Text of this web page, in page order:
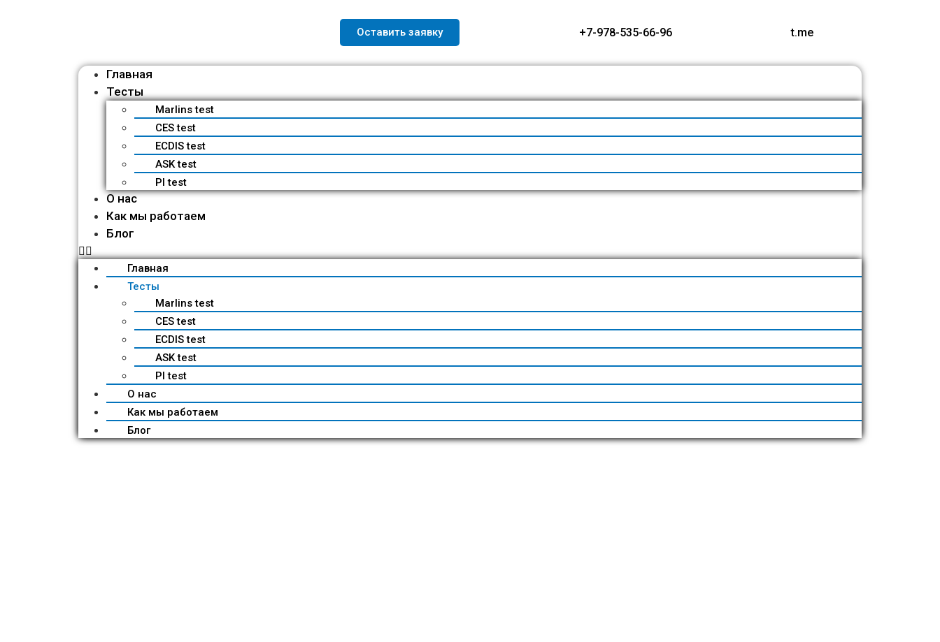
Главная
Тесты
Marlins test
CES test
ECDIS test
ASK test
PI test
О нас
Как мы работаем
Блог
Главная
Тесты
Marlins test
CES test
ECDIS test
ASK test
PI test
О нас
Как мы работаем
Блог
Оставить заявку +7-978-535-66-96 t.me